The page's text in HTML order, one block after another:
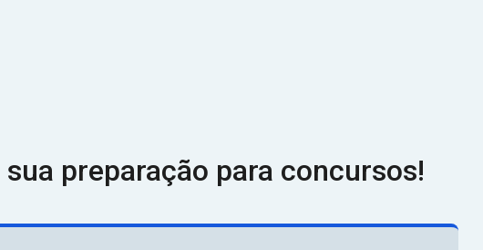
sua preparação para concursos!